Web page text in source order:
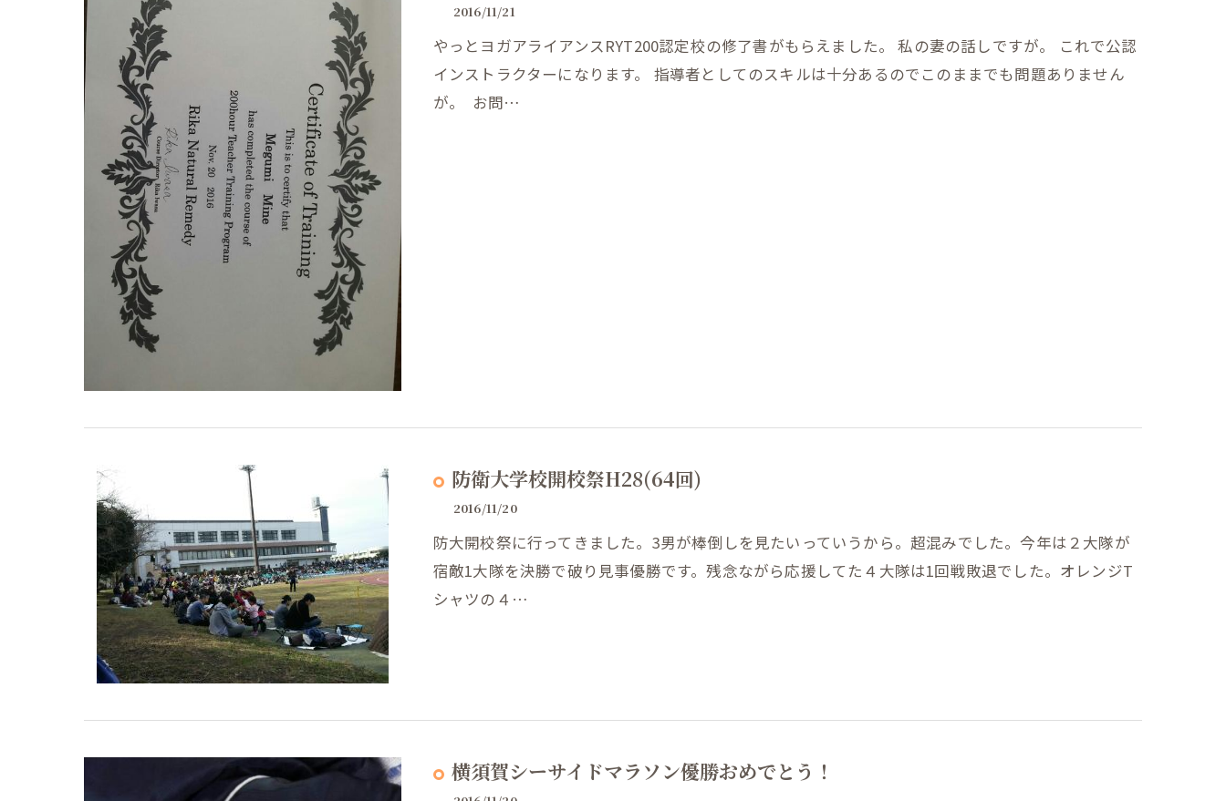
2016/11/21
やっとヨガアライアンスRYT200認定校の修了書がもらえました。 私の妻の話しですが。 これで公認
インストラクターになります。 指導者としてのスキルは十分あるのでこのままでも問題ありません
が。 お問…
防衛大学校開校祭H28(64回)
2016/11/20
防大開校祭に行ってきました。3男が棒倒しを見たいっていうから。超混みでした。今年は２大隊が
宿敵1大隊を決勝で破り見事優勝です。残念ながら応援してた４大隊は1回戦敗退でした。オレンジT
シャツの４…
横須賀シーサイドマラソン優勝おめでとう！